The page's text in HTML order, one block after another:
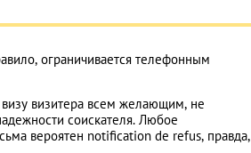
ограничивается телефонным
визитера всем желающим, не
соискателя. Любое
вероятен notification de refus, правда,